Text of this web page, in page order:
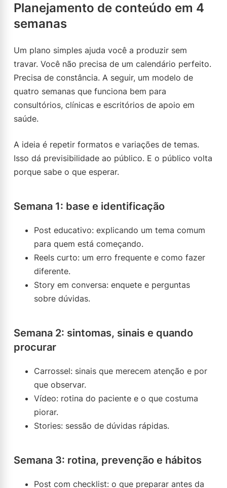
Planejamento de conteúdo em 4
semanas
Um plano simples ajuda você a produzir sem
travar. Você não precisa de um calendário perfeito.
Precisa de constância. A seguir, um modelo de
quatro semanas que funciona bem para
consultórios, clínicas e escritórios de apoio em
saúde.
A ideia é repetir formatos e variações de temas.
Isso dá previsibilidade ao público. E o público volta
porque sabe o que esperar.
Semana 1: base e identificação
Post educativo: explicando um tema comum
para quem está começando.
Reels curto: um erro frequente e como fazer
diferente.
Story em conversa: enquete e perguntas
sobre dúvidas.
Semana 2: sintomas, sinais e quando
procurar
Carrossel: sinais que merecem atenção e por
que observar.
Vídeo: rotina do paciente e o que costuma
piorar.
Stories: sessão de dúvidas rápidas.
Semana 3: rotina, prevenção e hábitos
Post com checklist: o que preparar antes da